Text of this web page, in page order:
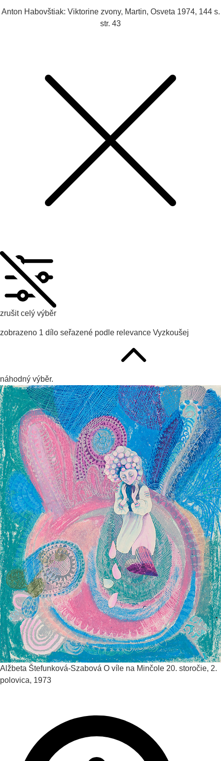
Anton Habovštiak: Viktorine zvony, Martin, Osveta 1974, 144 s.
str. 43
zrušit celý výběr
zobrazeno 1 dílo seřazené podle relevance Vyzkoušej
náhodný výběr.
Alžbeta Štefunková-Szabová O víle na Minčole 20. storočie, 2.
polovica, 1973